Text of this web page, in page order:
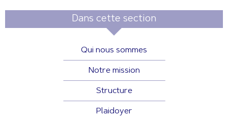
Dans cette section
Qui nous sommes
Notre mission
Structure
Plaidoyer